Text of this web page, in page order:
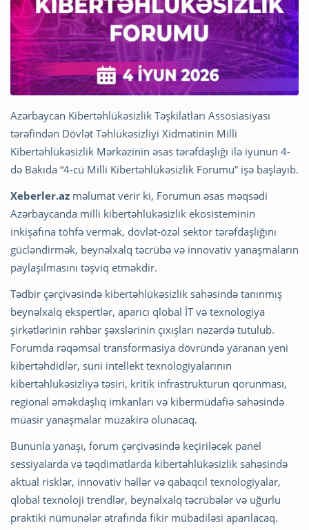
Azərbaycan Kibertəhlükəsizlik Təşkilatları Assosiasiyası
tərəfindən Dövlət Təhlükəsizliyi Xidmətinin Milli
Kibertəhlükəsizlik Mərkəzinin əsas tərəfdaşlığı ilə iyunun 4-
də Bakıda “4-cü Milli Kibertəhlükəsizlik Forumu” işə başlayıb.
Xeberler.az məlumat verir ki, Forumun əsas məqsədi
Azərbaycanda milli kibertəhlükəsizlik ekosisteminin
inkişafına töhfə vermək, dövlət-özəl sektor tərəfdaşlığını
gücləndirmək, beynəlxalq təcrübə və innovativ yanaşmaların
paylaşılmasını təşviq etməkdir.
Tədbir çərçivəsində kibertəhlükəsizlik sahəsində tanınmış
beynəlxalq ekspertlər, aparıcı qlobal İT və texnologiya
şirkətlərinin rəhbər şəxslərinin çıxışları nəzərdə tutulub.
Forumda rəqəmsal transformasiya dövründə yaranan yeni
kibertəhdidlər, süni intellekt texnologiyalarının
kibertəhlükəsizliyə təsiri, kritik infrastrukturun qorunması,
regional əməkdaşlıq imkanları və kibermüdafiə sahəsində
müasir yanaşmalar müzakirə olunacaq.
Bununla yanaşı, forum çərçivəsində keçiriləcək panel
sessiyalarda və təqdimatlarda kibertəhlükəsizlik sahəsində
aktual risklər, innovativ həllər və qabaqcıl texnologiyalar,
qlobal texnoloji trendlər, beynəlxalq təcrübələr və uğurlu
praktiki nümunələr ətrafında fikir mübadiləsi aparılacaq.